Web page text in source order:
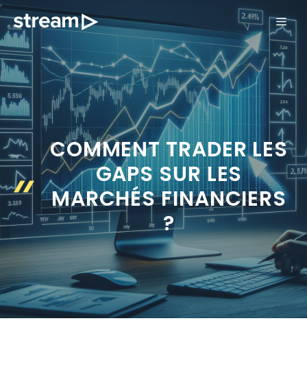
Aller
au
contenu
COMMENT TRADER LES
GAPS SUR LES
MARCHÉS FINANCIERS
?